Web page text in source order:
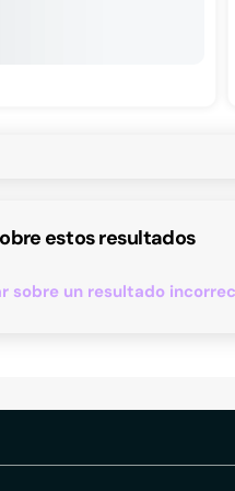
estos resultados
sobre un resultado